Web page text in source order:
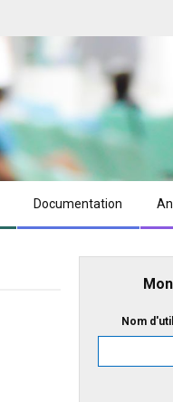
Documentation
Nom